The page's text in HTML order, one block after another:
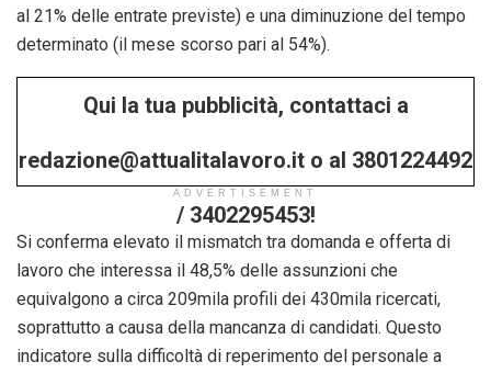
al 21% delle entrate previste) e una diminuzione del tempo
determinato (il mese scorso pari al 54%).
Qui la tua pubblicità, contattaci a
redazione@attualitalavoro.it o al 3801224492
/ 3402295453!
ADVERTISEMENT
Si conferma elevato il mismatch tra domanda e offerta di
lavoro che interessa il 48,5% delle assunzioni che
equivalgono a circa 209mila profili dei 430mila ricercati,
soprattutto a causa della mancanza di candidati. Questo
indicatore sulla difficoltà di reperimento del personale a